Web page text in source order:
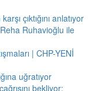
çıktığını anlatıyor
Ruhavioğlu ile
| CHP-YENİ
uğratıyor
bekliyor: